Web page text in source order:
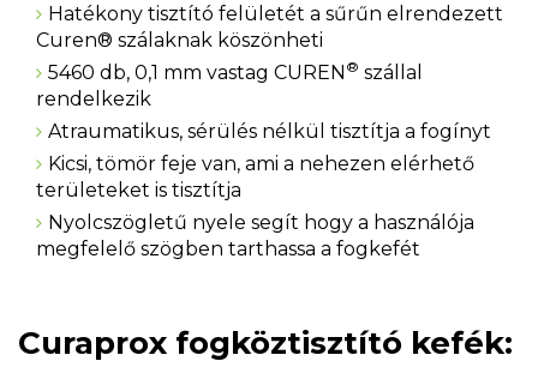
Hatékony tisztító felületét a sűrűn elrendezett
Curen® szálaknak köszönheti
5460 db, 0,1 mm vastag CUREN ® szállal
rendelkezik
Atraumatikus, sérülés nélkül tisztítja a fogínyt
Kicsi, tömör feje van, ami a nehezen elérhető
területeket is tisztítja
Nyolcszögletű nyele segít hogy a használója
megfelelő szögben tarthassa a fogkefét
Curaprox fogköztisztító kefék: